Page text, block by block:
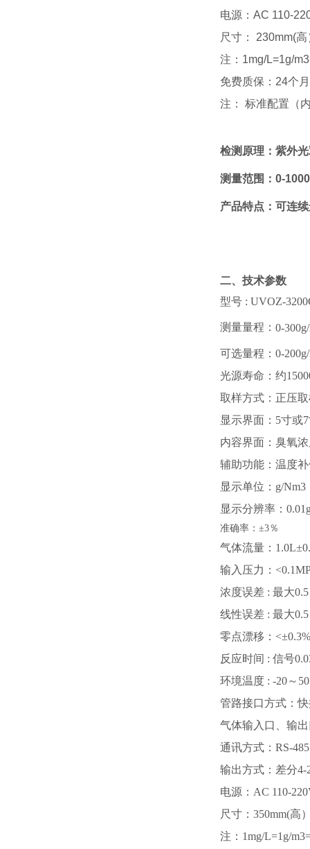
电源：AC 110-
尺寸： 230mm(
注：1mg/L=1g/
免费质保：24个
注： 标准配置（
检测原理：紫外
测量范围： 0-
产品特点：可连
二、技术参数
型号 : UVOZ-
测量量程： 0-
可选量程： 0-
光源寿命：约
取样方式：正压
显示界面： 5寸或7
内容界面：臭氧
辅助功能：温度
显示单位： g/Nm3
显示分辨率：
准确率： ±3％
气体流量：
输入压力：
浓度误差 : 最大0.5
线性误差 : 最大0.5
零点漂移： <±
反应时间 : 信号
环境温度 : -20～ 50
管路接口方式：
气体输入口、输
通讯方式： RS-485
输出方式：差分4-
电源： AC 110-
尺寸： 350mm(高
注： 1mg/L=1g/